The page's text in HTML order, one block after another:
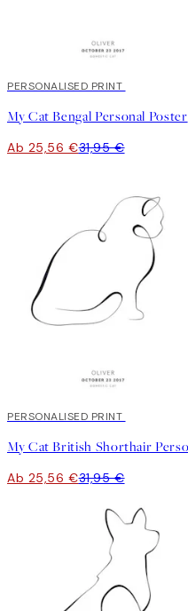
20%*
PERSONALISED PRINT
My Cat Bengal Personal Poster
Ab 25,56 €31,95 €
20%*
PERSONALISED PRINT
Ab 25,56 €31,95 €